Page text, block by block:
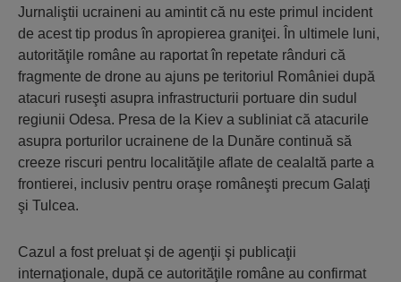
Jurnaliştii ucraineni au amintit că nu este primul incident
de acest tip produs în apropierea graniţei. În ultimele luni,
autorităţile române au raportat în repetate rânduri că
fragmente de drone au ajuns pe teritoriul României după
atacuri ruseşti asupra infrastructurii portuare din sudul
regiunii Odesa. Presa de la Kiev a subliniat că atacurile
asupra porturilor ucrainene de la Dunăre continuă să
creeze riscuri pentru localităţile aflate de cealaltă parte a
frontierei, inclusiv pentru oraşe româneşti precum Galaţi
şi Tulcea.
Cazul a fost preluat şi de agenţii şi publicaţii
internaţionale, după ce autorităţile române au confirmat